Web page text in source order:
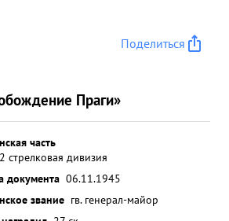
Поделиться
Праги»
часть
стрелковая дивизия
документа 06.11.1945
звание гв. генерал-майор